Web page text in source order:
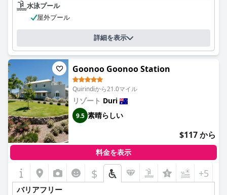
水泳プール
屋外プール
詳細を表示
Goonoo Goonoo Station
Quirindiから21.0マイル
リゾート Duri
9.5 素晴らしい
$117 から
料金を表示
$ +5
バリアフリー